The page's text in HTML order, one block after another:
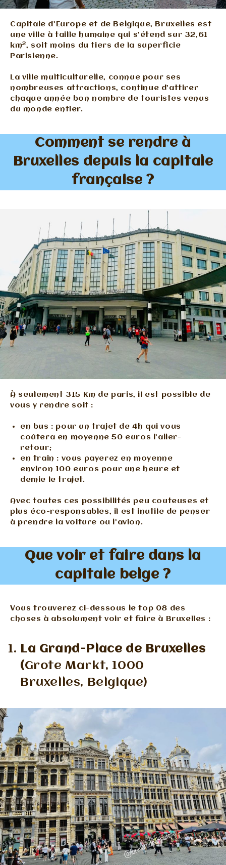
Capitale d’Europe et de Belgique, Bruxelles est
une ville à taille humaine qui s’étend sur 32,61
km2, soit moins du tiers de la superficie
Parisienne.
La ville multiculturelle, connue pour ses
nombreuses attractions, continue d’attirer
chaque année bon nombre de touristes venus
du monde entier.
Comment se rendre à
Bruxelles depuis la capitale
française ?
À seulement 315 Km de paris, il est possible de
vous y rendre soit :
en bus : pour un trajet de 4h qui vous
coûtera en moyenne 50 euros l’aller-
retour;
en train : vous payerez en moyenne
environ 100 euros pour une heure et
demie le trajet.
Avec toutes ces possibilités peu couteuses et
plus éco-responsables, il est inutile de penser
à prendre la voiture ou l’avion.
Que voir et faire dans la
capitale belge ?
Vous trouverez ci-dessous le top 08 des
choses à absolument voir et faire à Bruxelles :
La Grand-Place de Bruxelles
(Grote Markt, 1000
Bruxelles, Belgique)